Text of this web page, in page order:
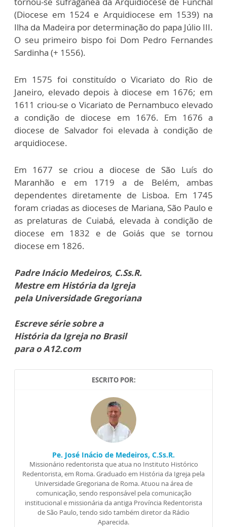
(Diocese em 1524 e Arquidiocese em 1539) na
Ilha da Madeira por determinação do papa Júlio III.
O seu primeiro bispo foi Dom Pedro Fernandes
Sardinha (+ 1556).
Em 1575 foi constituído o Vicariato do Rio de
Janeiro, elevado depois à diocese em 1676; em
1611 criou-se o Vicariato de Pernambuco elevado
a condição de diocese em 1676. Em 1676 a
diocese de Salvador foi elevada à condição de
arquidiocese.
Em 1677 se criou a diocese de São Luís do
Maranhão e em 1719 a de Belém, ambas
dependentes diretamente de Lisboa. Em 1745
foram criadas as dioceses de Mariana, São Paulo e
as prelaturas de Cuiabá, elevada à condição de
diocese em 1832 e de Goiás que se tornou
diocese em 1826.
Padre Inácio Medeiros, C.Ss.R.
Mestre em História da Igreja
pela Universidade Gregoriana
Escreve série sobre a
História da Igreja no Brasil
para o A12.com
ESCRITO POR:
Pe. José Inácio de Medeiros, C.Ss.R.
Missionário redentorista que atua no Instituto Histórico
Redentorista, em Roma. Graduado em História da Igreja pela
Universidade Gregoriana de Roma. Atuou na área de
comunicação, sendo responsável pela comunicação
institucional e missionária da antiga Província Redentorista
de São Paulo, tendo sido também diretor da Rádio
Aparecida.